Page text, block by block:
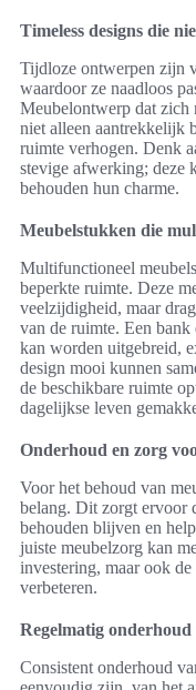
Timeless designs die
Tijdloze ontwerpen zijn
waardoor ze naadloos
Meubelontwerp dat zich
niet alleen aantrekkelijk
ruimte verhogen. Denk
stevige afwerking; deze
behouden hun charme.
Meubelstukken die
Multifunctioneel
beperkte ruimte. Deze
veelzijdigheid, maar
van de ruimte. Een
kan worden uitgebreid,
design mooi kunnen
de beschikbare ruimte
dagelijkse leven
Onderhoud en zorg
Voor het behoud van
belang. Dit zorgt ervoor
behouden blijven en
juiste meubelzorg kan
investering, maar ook
verbeteren.
Regelmatig
Consistent onderhoud